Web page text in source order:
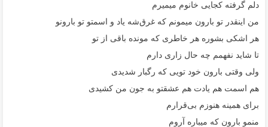
دلم‌ گرفته کجایی خانوم میمیرم
من اینقدر تو بارون میمونم که غرق‌شه یاد و اسمتو تو بارونو
هر اشکی‌ بشوره هر خاطری که مونده باقی از تو
تا شاید نفهمم چه حال زاری دارم
ولی وقتی بارون خود تویی که رگبار شدیدی
هم‌ اسمت هم یادت هم عشقتو به جون من کشیدی
برای همینه هنوزم بی‌قرارم
منمو بارون که میباره آروم